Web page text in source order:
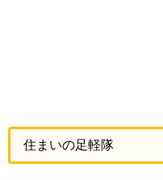
住まいの足軽隊